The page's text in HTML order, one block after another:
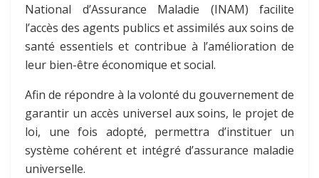
National d’Assurance Maladie (INAM) facilite
l’accès des agents publics et assimilés aux soins de
santé essentiels et contribue à l’amélioration de
leur bien-être économique et social.
Afin de répondre à la volonté du gouvernement de
garantir un accès universel aux soins, le projet de
loi, une fois adopté, permettra d’instituer un
système cohérent et intégré d’assurance maladie
universelle.